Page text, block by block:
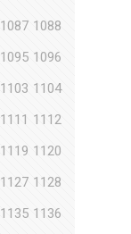
1087 1088
1095 1096
1103 1104
1111 1112
1119 1120
1127 1128
1135 1136